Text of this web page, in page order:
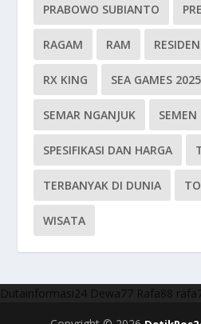
PRABOWO SUBIANTO
RAGAM RAM
RX KING SEA GAMES 2025
SEMAR NGANJUK SEMEN
SPESIFIKASI DAN HARGA
TERBANYAK DI DUNIA
WISATA
Dutainformasi24 Dewa77 Rafa88